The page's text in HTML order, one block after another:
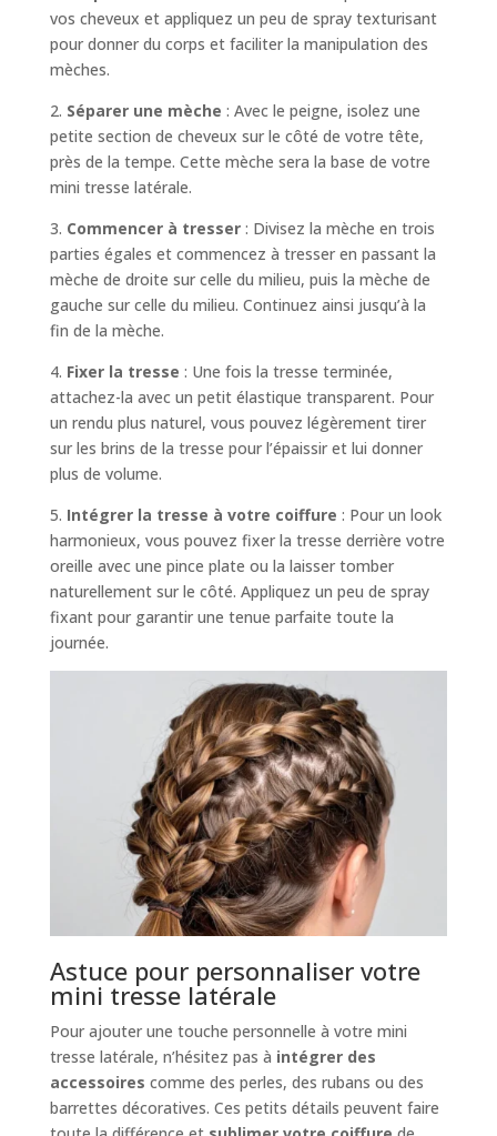
vos cheveux et appliquez un peu de spray texturisant
pour donner du corps et faciliter la manipulation des
mèches.
2. Séparer une mèche : Avec le peigne, isolez une
petite section de cheveux sur le côté de votre tête,
près de la tempe. Cette mèche sera la base de votre
mini tresse latérale.
3. Commencer à tresser: Divisez la mèche en trois
parties égales et commencez à tresser en passant la
mèche de droite sur celle du milieu, puis la mèche de
gauche sur celle du milieu. Continuez ainsi jusqu’à la
fin de la mèche.
4. Fixer la tresse : Une fois la tresse terminée,
attachez-la avec un petit élastique transparent. Pour
un rendu plus naturel, vous pouvez légèrement tirer
sur les brins de la tresse pour l’épaissir et lui donner
plus de volume.
5. Intégrer la tresse à votre coiffure : Pour un look
harmonieux, vous pouvez fixer la tresse derrière votre
oreille avec une pince plate ou la laisser tomber
naturellement sur le côté. Appliquez un peu de spray
fixant pour garantir une tenue parfaite toute la
journée.
Astuce pour personnaliser votre
mini tresse latérale
Pour ajouter une touche personnelle à votre mini
tresse latérale, n’hésitez pas à intégrer des
accessoires comme des perles, des rubans ou des
barrettes décoratives. Ces petits détails peuvent faire